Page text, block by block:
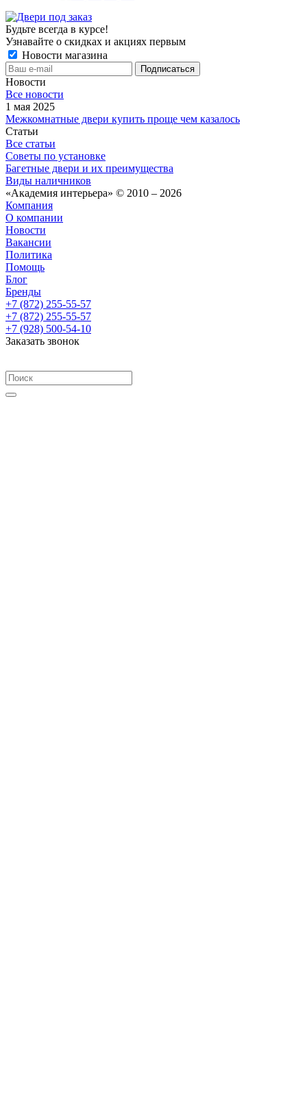
Будьте всегда в курсе!
Узнавайте о скидках и акциях первым
Новости магазина
Новости
Все новости
1 мая 2025
Межкомнатные двери купить проще чем казалось
Статьи
Все статьи
Советы по установке
Багетные двери и их преимущества
Виды наличников
«Академия интерьера» © 2010 – 2026
Компания
О компании
Новости
Вакансии
Политика
Помощь
Блог
Бренды
+7 (872) 255-55-57
+7 (872) 255-55-57
+7 (928) 500-54-10
Заказать звонок